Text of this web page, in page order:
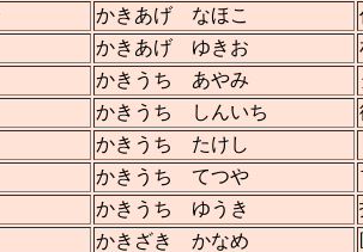
かきあげ なほこ
かきあげ ゆきお
かきうち あやみ
かきうち しんいち
かきうち たけし
かきうち てつや
かきうち ゆうき
かきざき かなめ